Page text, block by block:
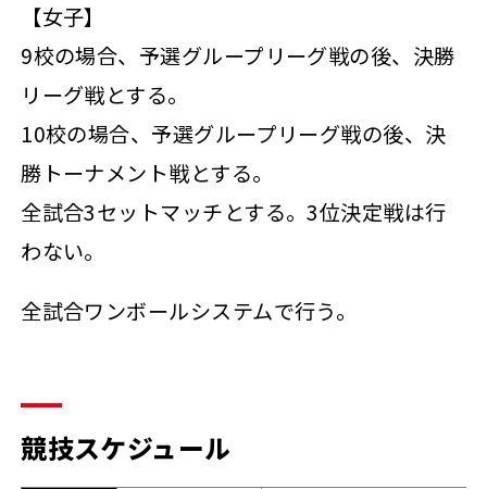
【女子】
9校の場合、予選グループリーグ戦の後、決勝
リーグ戦とする。
10校の場合、予選グループリーグ戦の後、決
勝トーナメント戦とする。
全試合3セットマッチとする。3位決定戦は行
わない。
全試合ワンボールシステムで行う。
競技スケジュール